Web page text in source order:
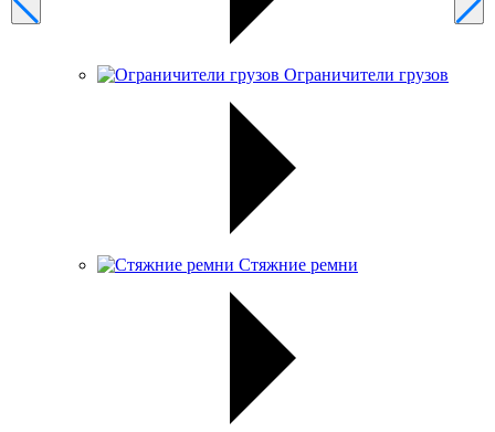
Ограничители грузов
Стяжние ремни